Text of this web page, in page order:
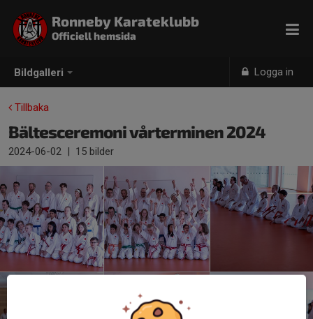
Bildgalleri Logga in
Ronneby Karateklubb
Officiell hemsida
Tillbaka
Bältesceremoni vårterminen 2024
2024-06-02 | 15 bilder